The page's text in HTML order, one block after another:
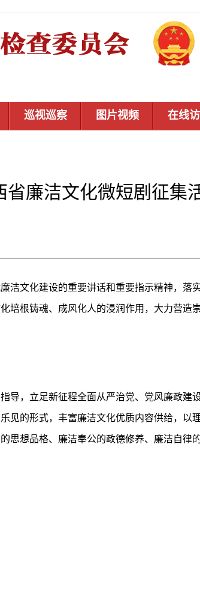
巡视巡察 图片视频 在线
省廉洁文化微短剧征集
洁文化建设的重要讲话和重要指示精神，落
培根铸魂、成风化人的浸润作用，大力营造
导，立足新征程全面从严治党、党风廉政建
见的形式，丰富廉洁文化优质内容供给，以
思想品格、廉洁奉公的政德修养、廉洁自律